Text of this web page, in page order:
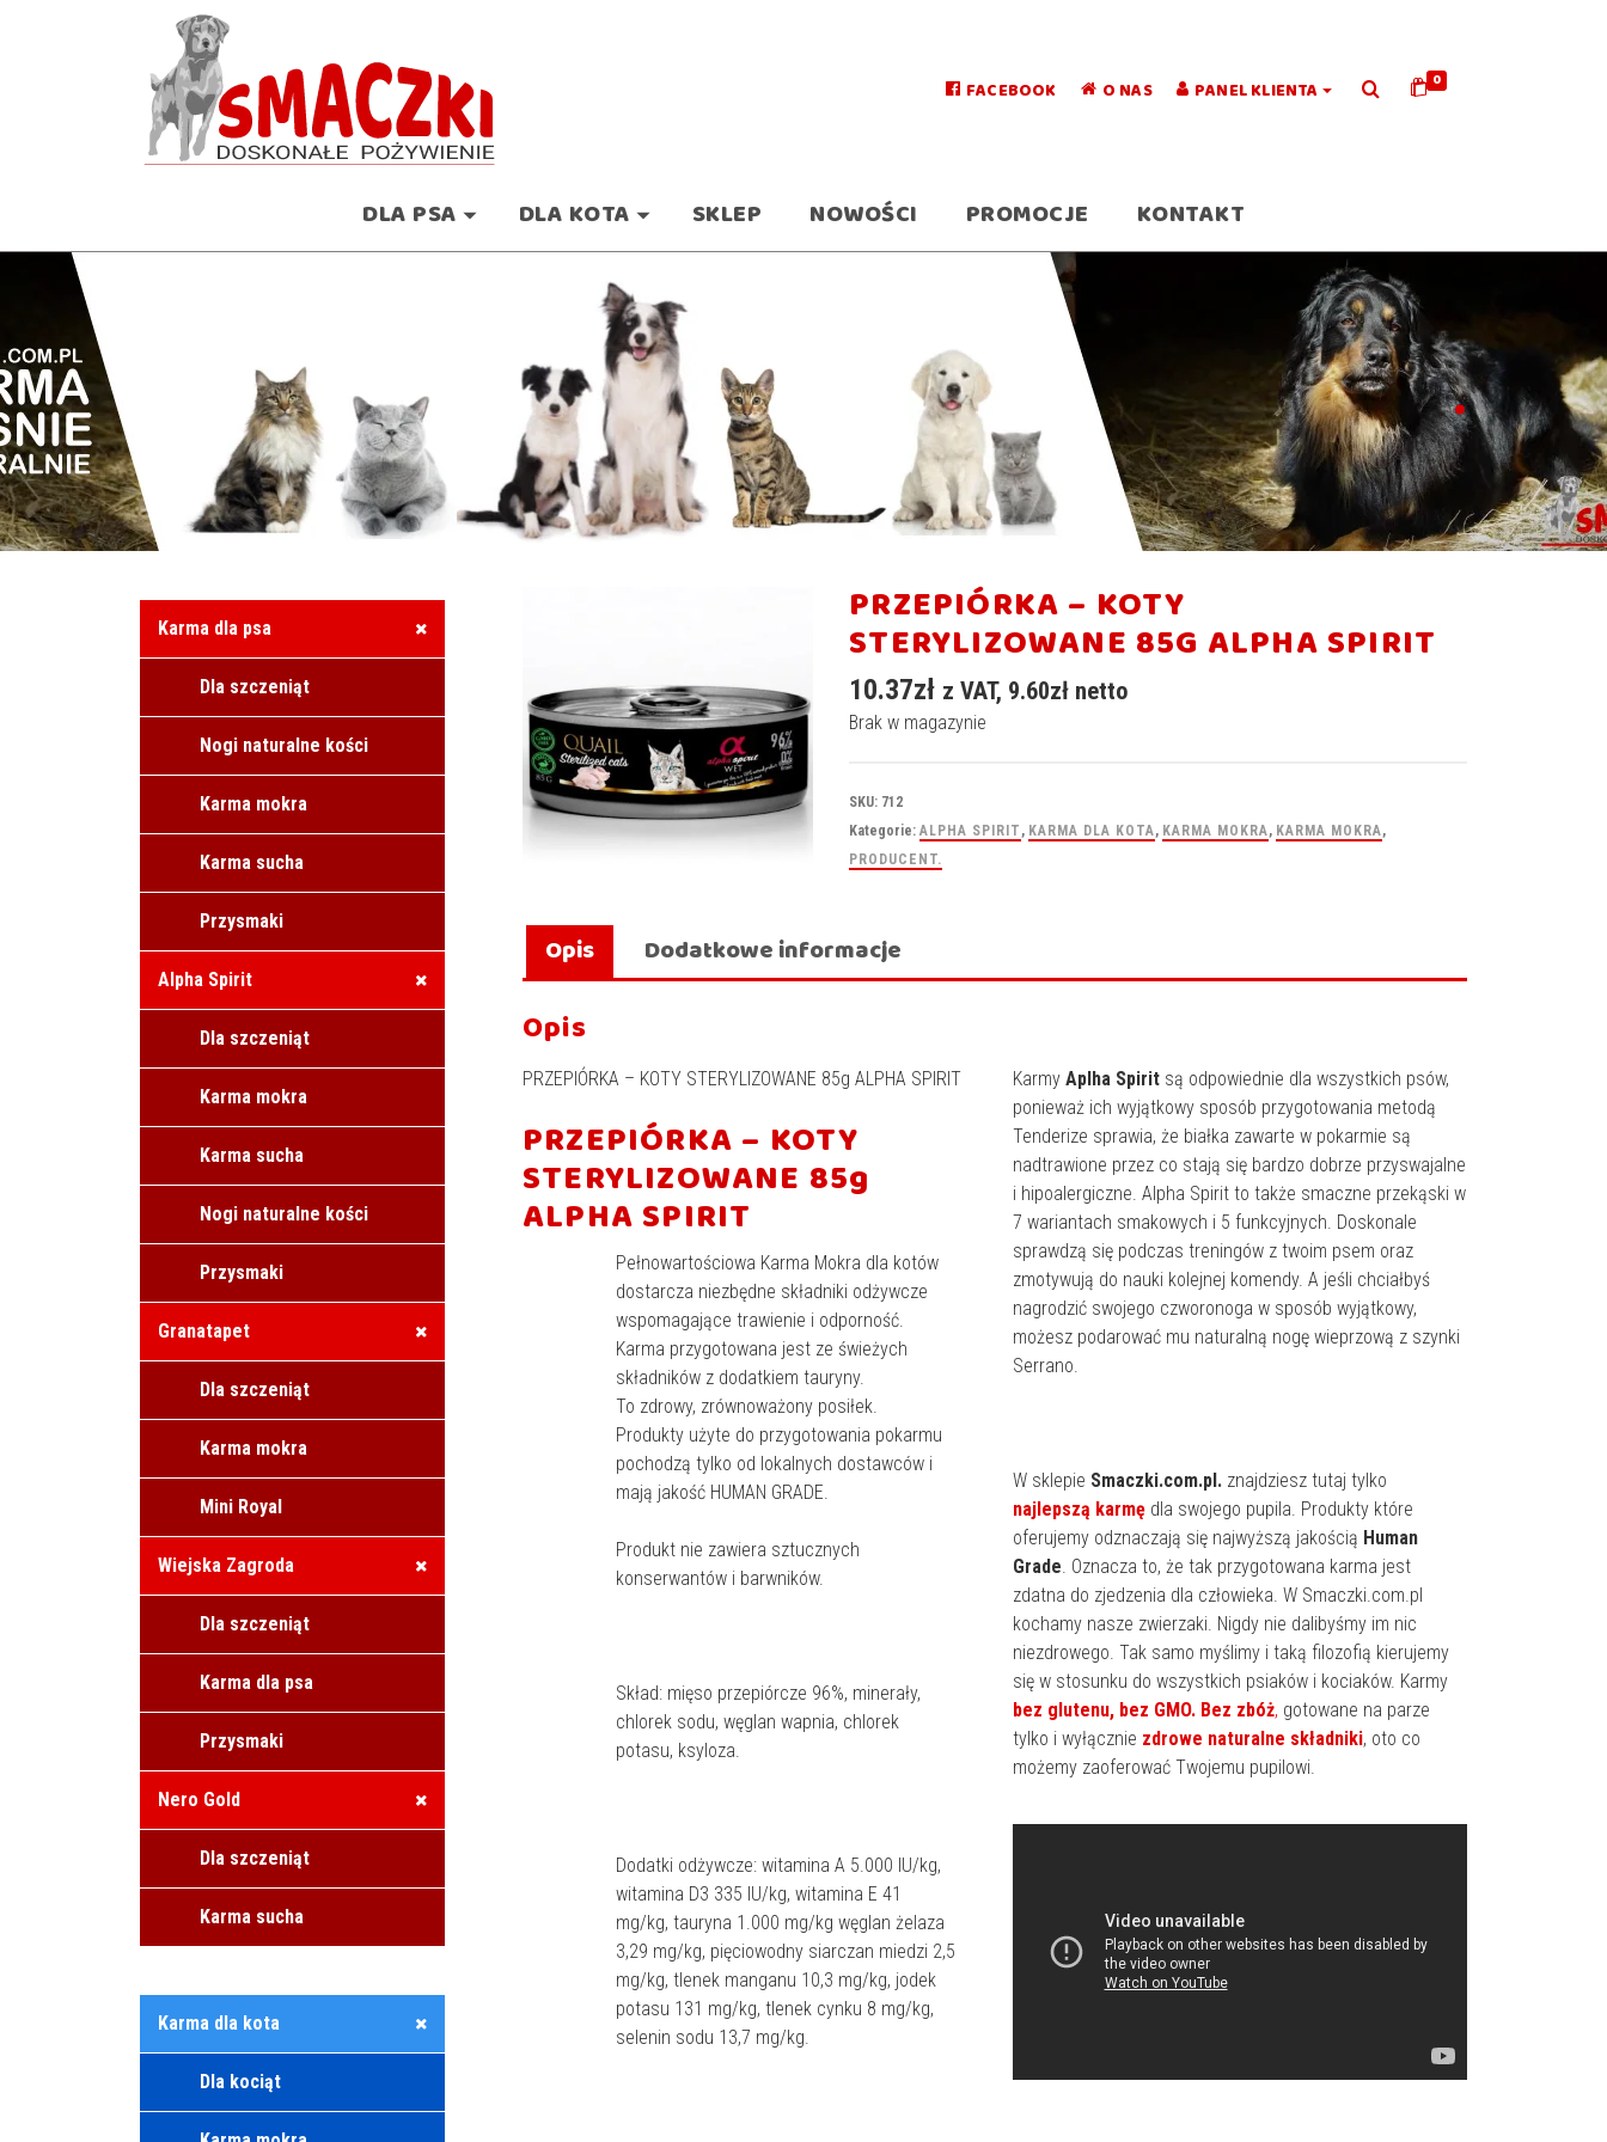
FACEBOOK O NAS PANEL KLIENTA 0
DLA PSA DLA KOTA SKLEP NOWOŚCI PROMOCJE KONTAKT
.
PRZEPIÓRKA – KOTY
STERYLIZOWANE 85G ALPHA SPIRIT
10.37zł z VAT, 9.60zł netto
Brak w magazynie
SKU: 712
Kategorie:ALPHA SPIRIT , KARMA DLA KOTA, KARMA MOKRA, KARMA MOKRA,
PRODUCENT.
Opis Dodatkowe informacje
Opis
PRZEPIÓRKA – KOTY STERYLIZOWANE 85g ALPHA SPIRIT
PRZEPIÓRKA – KOTY
STERYLIZOWANE 85g
ALPHA SPIRIT
Pełnowartościowa Karma Mokra dla kotów
dostarcza niezbędne składniki odżywcze
wspomagające trawienie i odporność.
Karma przygotowana jest ze świeżych
składników z dodatkiem tauryny.
To zdrowy, zrównoważony posiłek.
Produkty użyte do przygotowania pokarmu
pochodzą tylko od lokalnych dostawców i
mają jakość HUMAN GRADE.
Produkt nie zawiera sztucznych
konserwantów i barwników.
Skład: mięso przepiórcze 96%, minerały,
chlorek sodu, węglan wapnia, chlorek
potasu, ksyloza.
Dodatki odżywcze: witamina A 5.000 IU/kg,
witamina D3 335 IU/kg, witamina E 41
mg/kg, tauryna 1.000 mg/kg węglan żelaza
3,29 mg/kg, pięciowodny siarczan miedzi 2,5
mg/kg, tlenek manganu 10,3 mg/kg, jodek
potasu 131 mg/kg, tlenek cynku 8 mg/kg,
selenin sodu 13,7 mg/kg.
Karmy Aplha Spirit są odpowiednie dla wszystkich psów,
ponieważ ich wyjątkowy sposób przygotowania metodą
Tenderize sprawia, że białka zawarte w pokarmie są
nadtrawione przez co stają się bardzo dobrze przyswajalne
i hipoalergiczne. Alpha Spirit to także smaczne przekąski w
7 wariantach smakowych i 5 funkcyjnych. Doskonale
sprawdzą się podczas treningów z twoim psem oraz
zmotywują do nauki kolejnej komendy. A jeśli chciałbyś
nagrodzić swojego czworonoga w sposób wyjątkowy,
możesz podarować mu naturalną nogę wieprzową z szynki
Serrano.
W sklepie Smaczki.com.pl. znajdziesz tutaj tylko
najlepszą karmę dla swojego pupila. Produkty które
oferujemy odznaczają się najwyższą jakością Human
Grade. Oznacza to, że tak przygotowana karma jest
zdatna do zjedzenia dla człowieka. W Smaczki.com.pl
kochamy nasze zwierzaki. Nigdy nie dalibyśmy im nic
niezdrowego. Tak samo myślimy i taką filozofią kierujemy
się w stosunku do wszystkich psiaków i kociaków. Karmy
bez glutenu, bez GMO. Bez zbóż, gotowane na parze
tylko i wyłącznie zdrowe naturalne składniki, oto co
możemy zaoferować Twojemu pupilowi.
Karma dla psa
Dla szczeniąt
Nogi naturalne kości
Karma mokra
Karma sucha
Przysmaki
Alpha Spirit
Dla szczeniąt
Karma mokra
Karma sucha
Nogi naturalne kości
Przysmaki
Granatapet
Dla szczeniąt
Karma mokra
Mini Royal
Wiejska Zagroda
Dla szczeniąt
Karma dla psa
Przysmaki
Nero Gold
Dla szczeniąt
Karma sucha
Karma dla kota
Dla kociąt